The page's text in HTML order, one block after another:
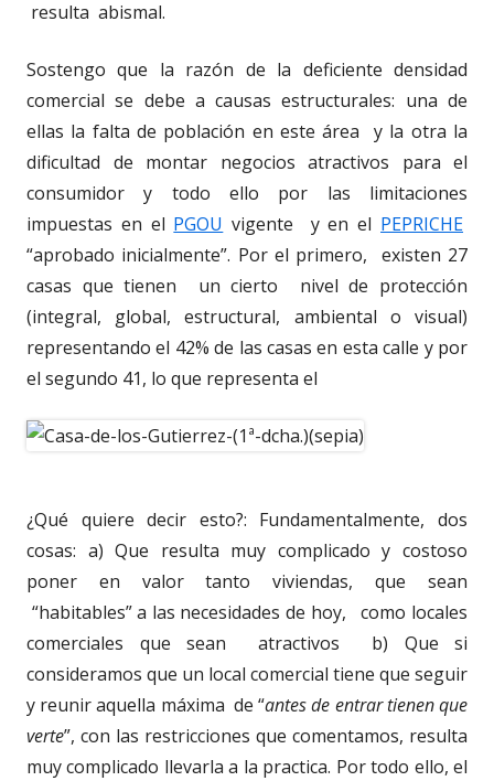
resulta abismal.
Sostengo que la razón de la deficiente densidad
comercial se debe a causas estructurales: una de
ellas la falta de población en este área y la otra la
dificultad de montar negocios atractivos para el
consumidor y todo ello por las limitaciones
impuestas en el PGOU vigente y en el PEPRICHE
“aprobado inicialmente”. Por el primero, existen 27
casas que tienen un cierto nivel de protección
(integral, global, estructural, ambiental o visual)
representando el 42% de las casas en esta calle y por
el segundo 41, lo que representa el
¿Qué quiere decir esto?: Fundamentalmente, dos
cosas: a) Que resulta muy complicado y costoso
poner en valor tanto viviendas, que sean
“habitables” a las necesidades de hoy, como locales
comerciales que sean atractivos b) Que si
consideramos que un local comercial tiene que seguir
y reunir aquella máxima de “antes de entrar tienen que
verte”, con las restricciones que comentamos, resulta
muy complicado llevarla a la practica. Por todo ello, el